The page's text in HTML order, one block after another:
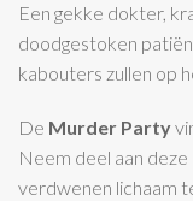
Een gekke dokter,
doodgestoken
kabouters zullen op
De Murder Party
Neem deel aan
verdwenen lichaam